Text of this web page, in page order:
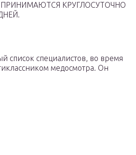
КРУГЛОСУТОЧНО
список специалистов, во время
медосмотра. Он